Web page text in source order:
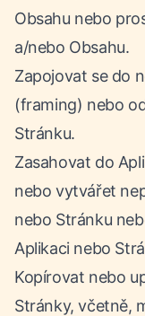
Obsahu nebo
a/nebo Obsahu.
Zapojovat se do
(framing) nebo
Stránku.
Zasahovat do
nebo vytvářet
nebo Stránku
Aplikaci nebo
Kopírovat nebo
Stránky, včetně,